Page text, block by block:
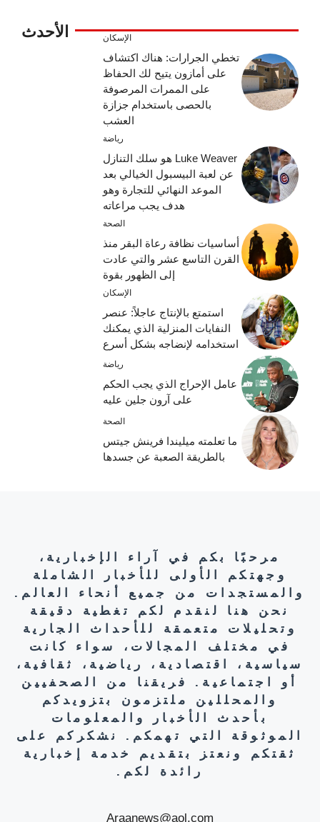
الأحدث الإسكان
تخطي الجرارات: هناك اكتشاف
على أمازون يتيح لك الحفاظ
على الممرات المرصوفة
بالحصى باستخدام جزازة
العشب
رياضة
Luke Weaver هو سلك التنازل
عن لعبة البيسبول الخيالي بعد
الموعد النهائي للتجارة وهو
هدف يجب مراعاته
الصحة
أساسيات نظافة رعاة البقر منذ
القرن التاسع عشر والتي عادت
إلى الظهور بقوة
الإسكان
استمتع بالإنتاج عاجلاً: عنصر
النفايات المنزلية الذي يمكنك
استخدامه لإنضاجه بشكل أسرع
رياضة
عامل الإحراج الذي يجب الحكم
على آرون جلين عليه
الصحة
ما تعلمته ميليندا فرينش جيتس
بالطريقة الصعبة عن جسدها
مرحبًا بكم في آراء الإخبارية،
وجهتكم الأولى للأخبار الشاملة
والمستجدات من جميع أنحاء العالم.
نحن هنا لنقدم لكم تغطية دقيقة
وتحليلات متعمقة للأحداث الجارية
في مختلف المجالات، سواء كانت
سياسية، اقتصادية، رياضية، ثقافية،
أو اجتماعية. فريقنا من الصحفيين
والمحللين ملتزمون بتزويدكم
بأحدث الأخبار والمعلومات
الموثوقة التي تهمكم. نشكركم على
ثقتكم ونعتز بتقديم خدمة إخبارية
رائدة لكم.
Araanews@aol.com